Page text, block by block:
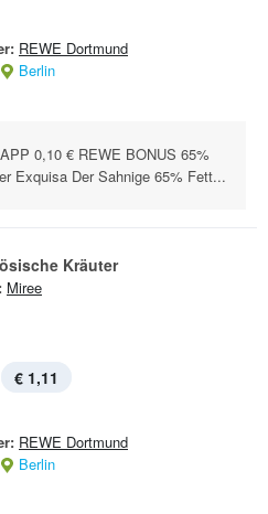
REWE Dortmund
Berlin
0,10 € REWE BONUS 65%
Exquisa Der Sahnige 65% Fett...
Kräuter
Miree
€ 1,11
REWE Dortmund
Berlin